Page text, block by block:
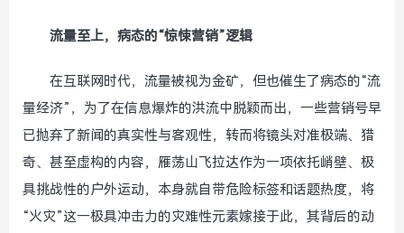
流量至上，病态的“惊悚营销”逻辑
在互联网时代，流量被视为金矿，但也催生了病态的“流
量经济”，为了在信息爆炸的洪流中脱颖而出，一些营销号早
已抛弃了新闻的真实性与客观性，转而将镜头对准极端、猎
奇、甚至虚构的内容，雁荡山飞拉达作为一项依托峭壁、极
具挑战性的户外运动，本身就自带危险标签和话题热度，将
“火灾”这一极具冲击力的灾难性元素嫁接于此，其背后的动